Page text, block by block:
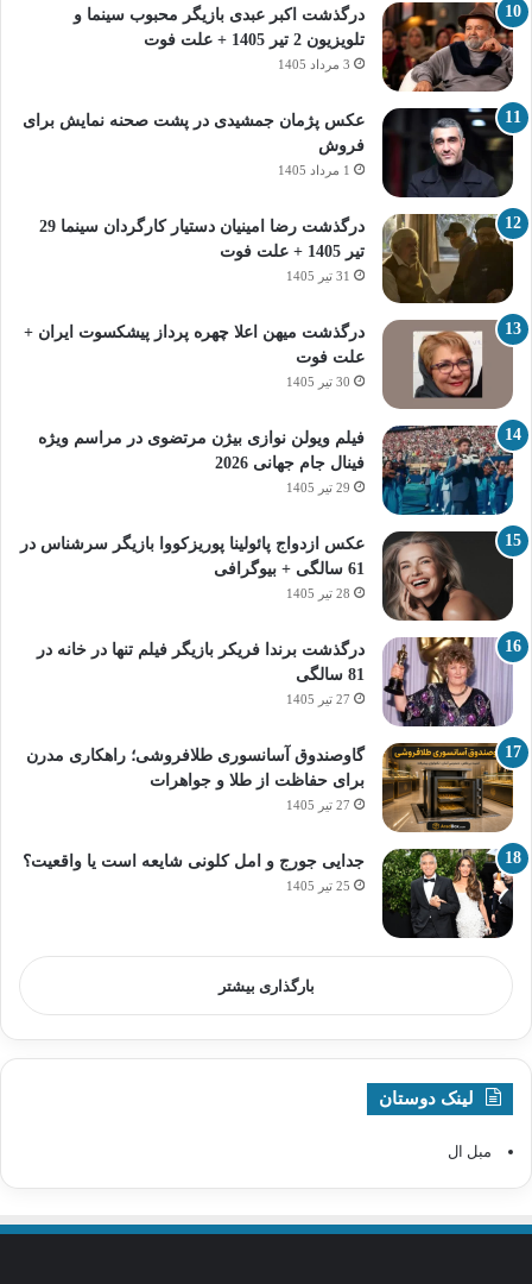
درگذشت اکبر عبدی بازیگر محبوب سینما و
تلویزیون 2 تیر 1405 + علت فوت
3 مرداد 1405
عکس پژمان جمشیدی در پشت صحنه نمایش برای
فروش
1 مرداد 1405
درگذشت رضا امینیان دستیار کارگردان سینما 29
تیر 1405 + علت فوت
31 تیر 1405
درگذشت میهن اعلا چهره پرداز پیشکسوت ایران +
علت فوت
30 تیر 1405
فیلم ویولن نوازی بیژن مرتضوی در مراسم ویژه
فینال جام جهانی 2026
29 تیر 1405
عکس ازدواج پائولینا پوریزکووا بازیگر سرشناس در
61 سالگی + بیوگرافی
28 تیر 1405
درگذشت برندا فریکر بازیگر فیلم تنها در خانه در
81 سالگی
27 تیر 1405
گاوصندوق آسانسوری طلافروشی؛ راهکاری مدرن
برای حفاظت از طلا و جواهرات
27 تیر 1405
جدایی جورج و امل کلونی شایعه است یا واقعیت؟
25 تیر 1405
بارگذاری بیشتر
لینک دوستان
مبل ال